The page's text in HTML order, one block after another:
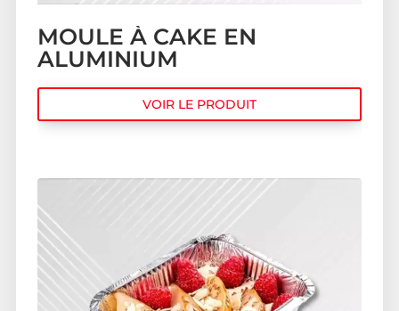
MOULE À CAKE EN
ALUMINIUM
VOIR LE PRODUIT